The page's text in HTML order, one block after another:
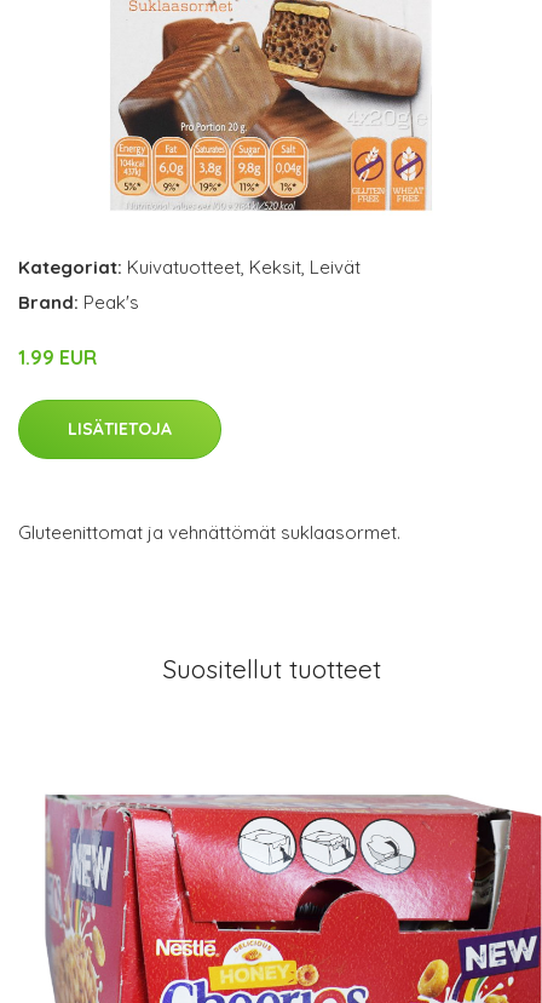
Kategoriat: Kuivatuotteet, Keksit, Leivät
Brand: Peak's
1.99 EUR
LISÄTIETOJA
Gluteenittomat ja vehnättömät suklaasormet.
Suositellut tuotteet